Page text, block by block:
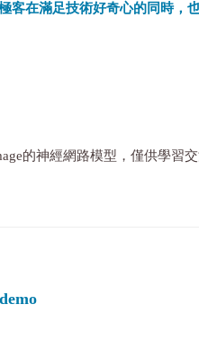
客在滿足技術好奇心的同時，
的神經網路模型，僅供學習